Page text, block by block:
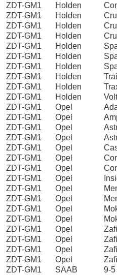
ZDT-GM1
Holden
ZDT-GM1
Holden
ZDT-GM1
Holden
ZDT-GM1
Holden
ZDT-GM1
Holden
ZDT-GM1
Holden
ZDT-GM1
Holden
ZDT-GM1
Holden
ZDT-GM1
Holden
ZDT-GM1
Holden Volt
ZDT-GM1
Opel
ZDT-GM1
Opel
ZDT-GM1
Opel
ZDT-GM1
Opel
ZDT-GM1
Opel
ZDT-GM1
Opel
ZDT-GM1
Opel
ZDT-GM1
Opel
ZDT-GM1
Opel
ZDT-GM1
Opel
ZDT-GM1
Opel
ZDT-GM1
Opel
ZDT-GM1
Opel
ZDT-GM1
Opel
ZDT-GM1
Opel
ZDT-GM1
Opel
ZDT-GM1
SAAB 9-5